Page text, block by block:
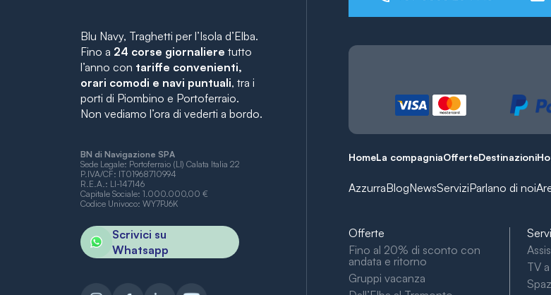
Blu Navy, Traghetti per l’Isola d’Elba.
Fino a 24 corse giornaliere tutto
l’anno con tariffe convenienti,
orari comodi e navi puntuali, tra i
porti di Piombino e Portoferraio.
Non vediamo l’ora di vederti a bordo.
BN di Navigazione SPA
Sede Legale: Portoferraio (LI) Calata Italia 22
P.IVA/CF: IT01968710994
R.E.A.: LI-147146
Capitale Sociale: 1.000.000,00 €
Codice Univoco: WY7PJ6K
Scrivici su
Whatsapp
HomeLa compagniaOfferteDestinazioni
AzzurraBlogNewsServiziParlano di noi
Offerte
Fino al 20% di sconto con
andata e ritorno
Gruppi vacanza
TV